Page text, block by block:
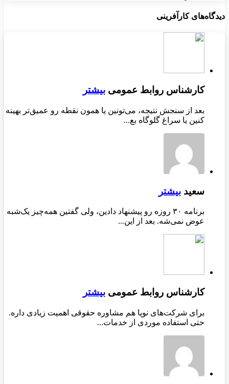
دیدگاه‌های کارآفرینی
کارشناس روابط عمومی بیشتر
بعد از سنجش نتیجه، می‌تونین یا همون نقطه رو عمیق‌تر بهینه
کنین یا سراغ گلوگاه بع...
سعید بیشتر
برنامه ۳۰ روزه رو پیشنهاد دادین، ولی گفتین همه‌چیز یک‌شبه
عوض نمی‌شه. بعد از این...
کارشناس روابط عمومی بیشتر
برای شرکت‌های نوپا هم مشاوره حقوقی اهمیت زیادی داره.
حتی استفاده موردی از خدمات...